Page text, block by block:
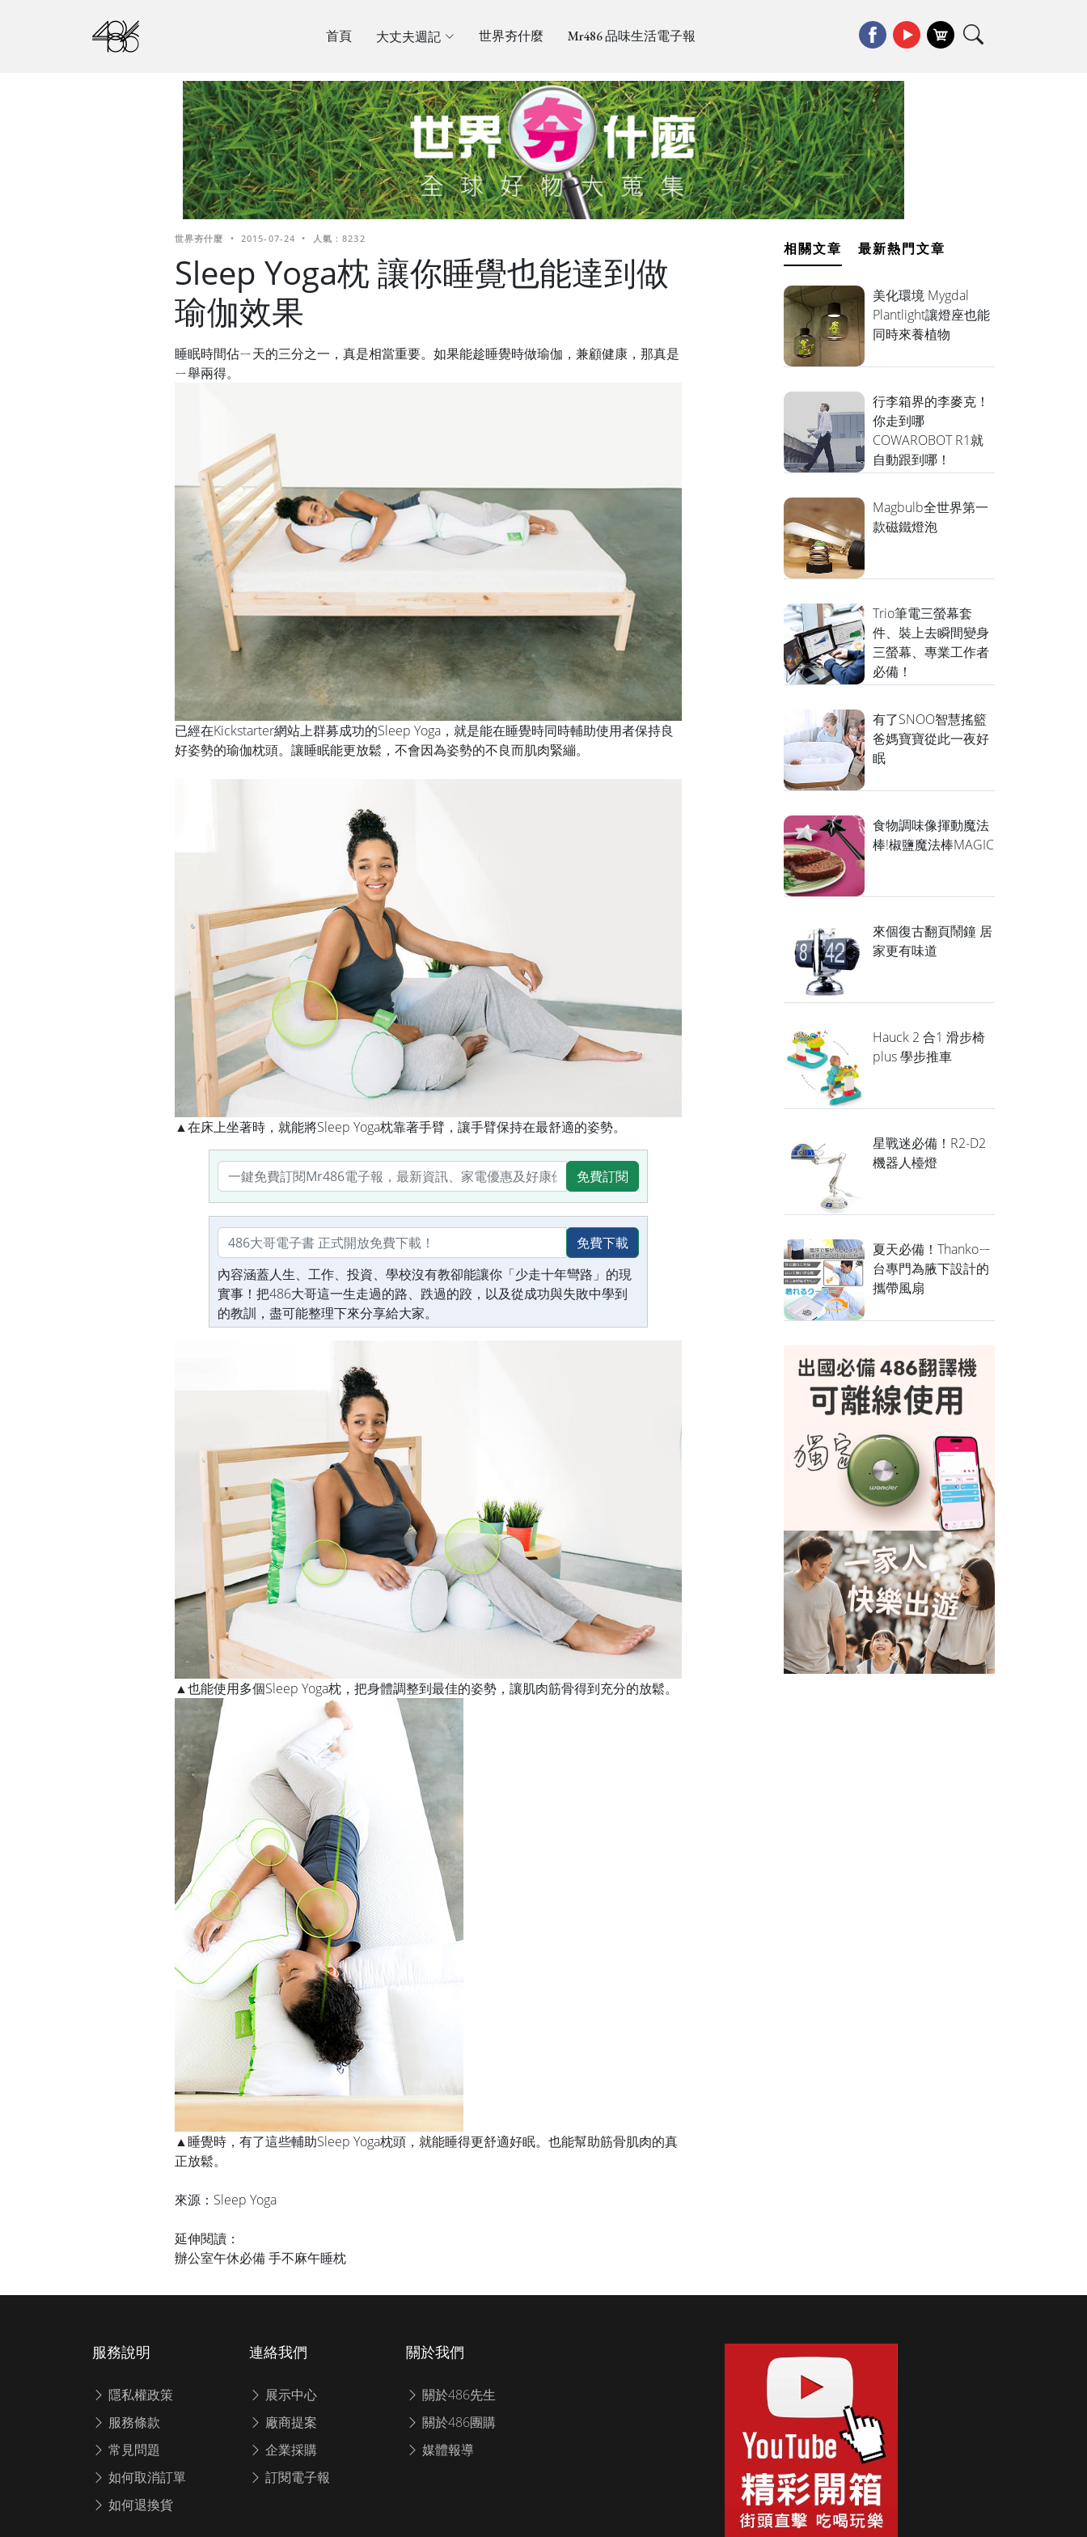
首頁 大丈夫週記 世界夯什麼 Mr486 品味生活電子報
世界夯什麼 • 2015-07-24 • 人氣 : 8232
Sleep Yoga枕 讓你睡覺也能達到做
瑜伽效果
睡眠時間佔ㄧ天的三分之一，真是相當重要。如果能趁睡覺時做瑜伽，兼顧健康，那真是
ㄧ舉兩得。
已經在Kickstarter網站上群募成功的Sleep Yoga，就是能在睡覺時同時輔助使用者保持良
好姿勢的瑜伽枕頭。讓睡眠能更放鬆，不會因為姿勢的不良而肌肉緊繃。
▲在床上坐著時，就能將Sleep Yoga枕靠著手臂，讓手臂保持在最舒適的姿勢。
免費訂閱
免費下載
內容涵蓋人生、工作、投資、學校沒有教卻能讓你「少走十年彎路」的現
實事！把486大哥這一生走過的路、跌過的跤，以及從成功與失敗中學到
的教訓，盡可能整理下來分享給大家。
▲也能使用多個Sleep Yoga枕，把身體調整到最佳的姿勢，讓肌肉筋骨得到充分的放鬆。
▲睡覺時，有了這些輔助Sleep Yoga枕頭，就能睡得更舒適好眠。也能幫助筋骨肌肉的真
正放鬆。
來源： Sleep Yoga
延伸閱讀：
辦公室午休必備 手不麻午睡枕
相關文章 最新熱門文章
美化環境 Mygdal
Plantlight讓燈座也能
同時來養植物
行李箱界的李麥克！
你走到哪
COWAROBOT R1就
自動跟到哪！
Magbulb全世界第一
款磁鐵燈泡
Trio筆電三螢幕套
件、裝上去瞬間變身
三螢幕、專業工作者
必備！
有了SNOO智慧搖籃
爸媽寶寶從此一夜好
眠
食物調味像揮動魔法
棒!椒鹽魔法棒MAGIC
來個復古翻頁鬧鐘 居
家更有味道
Hauck 2 合1 滑步椅
plus 學步推車
星戰迷必備！R2-D2
機器人檯燈
夏天必備！Thankoㄧ
台專門為腋下設計的
攜帶風扇
服務說明
隱私權政策
服務條款
常見問題
如何取消訂單
如何退換貨
連絡我們
展示中心
廠商提案
企業採購
訂閱電子報
關於我們
關於486先生
關於486團購
媒體報導